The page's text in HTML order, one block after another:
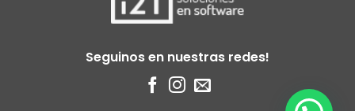
Seguinos en nuestras redes!